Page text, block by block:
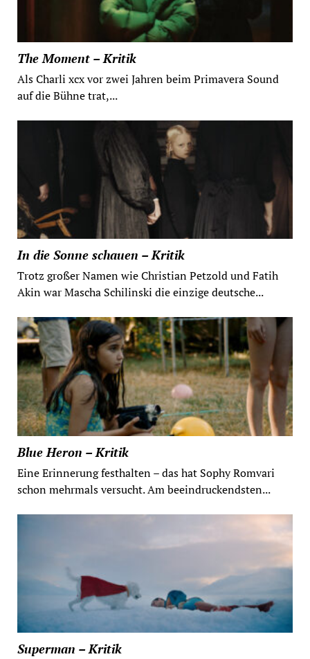
The Moment – Kritik
Als Charli xcx vor zwei Jahren beim Primavera Sound
auf die Bühne trat,...
In die Sonne schauen – Kritik
Trotz großer Namen wie Christian Petzold und Fatih
Akin war Mascha Schilinski die einzige deutsche...
Blue Heron – Kritik
Eine Erinnerung festhalten – das hat Sophy Romvari
schon mehrmals versucht. Am beeindruckendsten...
Superman – Kritik